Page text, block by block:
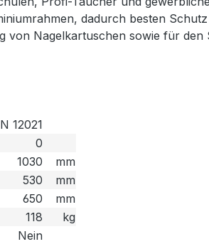
dadurch besten
von Nagelkartuschen sowie für den
12021
0
1030
mm
530
mm
650
mm
118
kg
Nein